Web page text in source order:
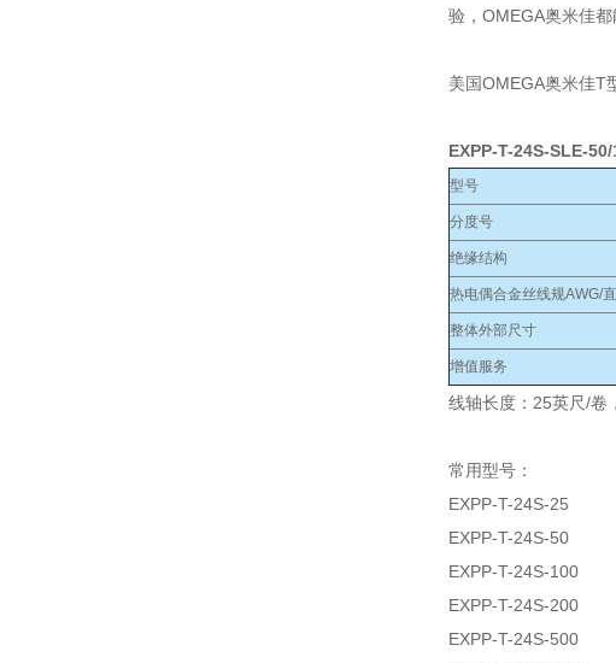
验，OMEGA奥米佳都
美国OMEGA奥米佳T
EXPP-T-24S-SLE-
型号
分度号
绝缘结构
热电偶合金丝线规AWG/
整体外部尺寸
增值服务
线轴长度：25英尺/卷
常用型号：
EXPP-T-24S-25
EXPP-T-24S-50
EXPP-T-24S-100
EXPP-T-24S-200
EXPP-T-24S-500